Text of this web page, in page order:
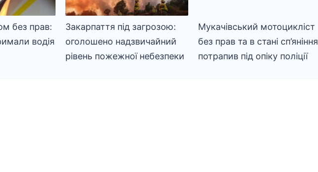
без прав:
водія
Закарпаття під загрозою:
оголошено надзвичайний
рівень пожежної небезпеки
Мукачівський мотоцикліст
без прав та в стані сп’яніння
потрапив під опіку поліції